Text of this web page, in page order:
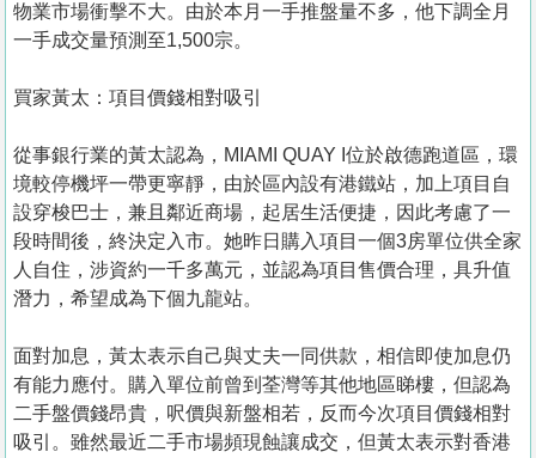
物業市場衝擊不大。由於本月一手推盤量不多，他下調全月
一手成交量預測至1,500宗。
買家黃太：項目價錢相對吸引
從事銀行業的黃太認為，MIAMI QUAY I位於啟德跑道區，環
境較停機坪一帶更寧靜，由於區內設有港鐵站，加上項目自
設穿梭巴士，兼且鄰近商場，起居生活便捷，因此考慮了一
段時間後，終決定入市。她昨日購入項目一個3房單位供全家
人自住，涉資約一千多萬元，並認為項目售價合理，具升值
潛力，希望成為下個九龍站。
面對加息，黃太表示自己與丈夫一同供款，相信即使加息仍
有能力應付。購入單位前曾到荃灣等其他地區睇樓，但認為
二手盤價錢昂貴，呎價與新盤相若，反而今次項目價錢相對
吸引。雖然最近二手市場頻現蝕讓成交，但黃太表示對香港